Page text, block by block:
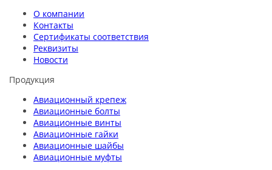
О компании
Контакты
Сертификаты соответствия
Реквизиты
Новости
Продукция
Авиационный крепеж
Авиационные болты
Авиационные винты
Авиационные гайки
Авиационные шайбы
Авиационные муфты